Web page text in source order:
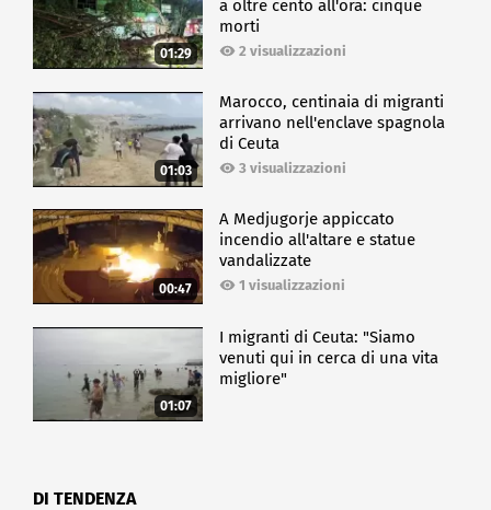
01:29
a oltre cento all'ora: cinque
morti
2 visualizzazioni
01:03
Marocco, centinaia di migranti
arrivano nell'enclave spagnola
di Ceuta
3 visualizzazioni
00:47
A Medjugorje appiccato
incendio all'altare e statue
vandalizzate
1 visualizzazioni
01:07
I migranti di Ceuta: "Siamo
venuti qui in cerca di una vita
migliore"
DI TENDENZA